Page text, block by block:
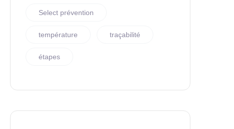
Select prévention
température traçabilité
étapes